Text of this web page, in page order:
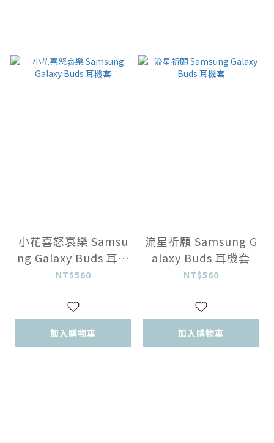
小花喜怒哀樂 Samsu
ng Galaxy Buds 耳機
套
NT$560
加入購物車
流星祈願 Samsung G
alaxy Buds 耳機套
NT$560
加入購物車